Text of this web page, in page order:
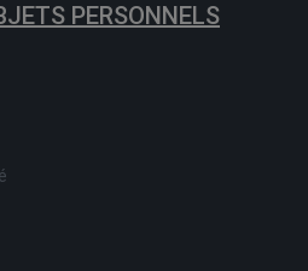
PERSONNELS